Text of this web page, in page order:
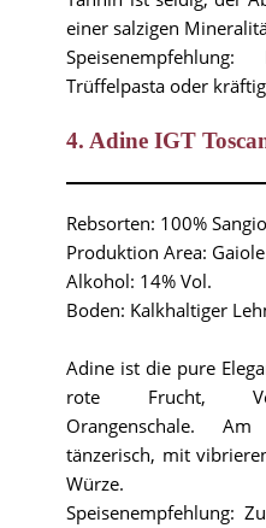
einer salzigen
Trüffelpasta oder
4. Adine IGT
Rebsorten: 100%
Produktion Area:
Alkohol: 14% Vol.
Boden: Kalkhaltiger
Adine ist die pure
rote Frucht,
Orangenschale.
tänzerisch, mit
Würze.
Speisenempfehlung: